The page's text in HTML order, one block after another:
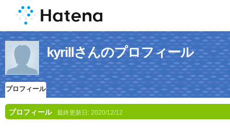
kyrillさんのプロフィール
プロフィール
プロフィール 最終更新日: 2020/12/12